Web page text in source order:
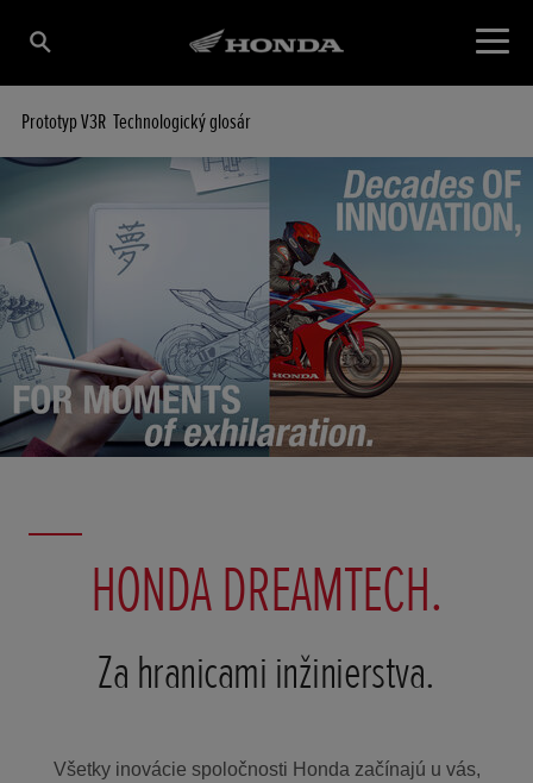
Prototyp V3R Technologický glosár
HONDA DREAMTECH.
Za hranicami inžinierstva.
Všetky inovácie spoločnosti Honda začínajú u vás,